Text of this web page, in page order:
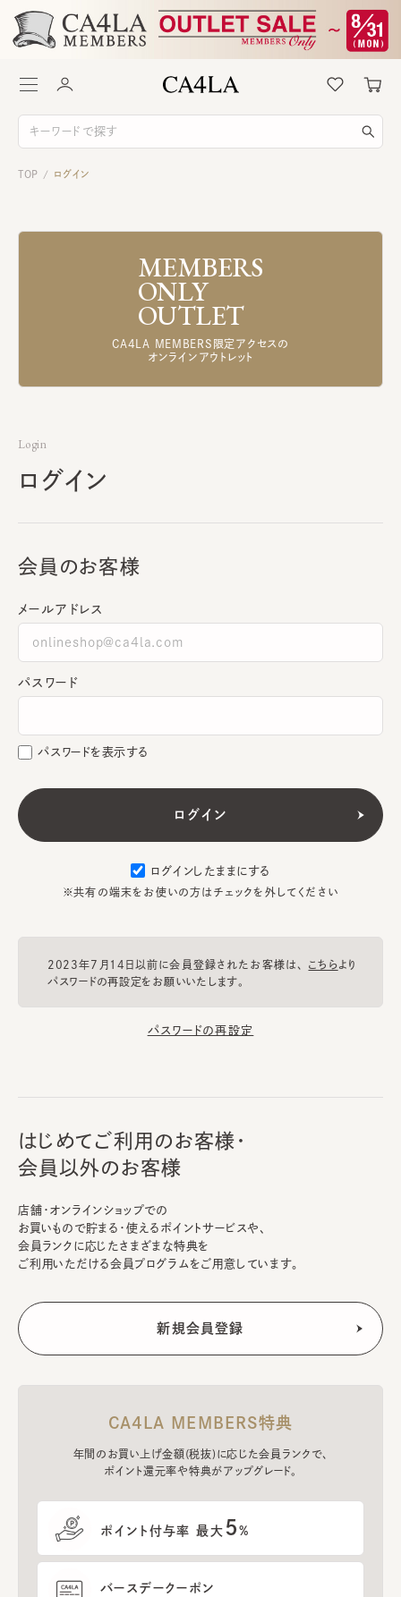
TOP / ログイン
MEMBERS
ONLY
OUTLET
CA4LA MEMBERS限定アクセスの
オンラインアウトレット
Login
ログイン
会員のお客様
メールアドレス
パスワード
パスワードを表示する
ログインしたままにする
※共有の端末をお使いの方はチェックを外してください
2023年7月14日以前に会員登録されたお客様は、 こちらより
パスワードの再設定をお願いいたします。
パスワードの再設定
はじめてご利用のお客様・
会員以外のお客様
店舗・オンラインショップでの
お買いもので貯まる・使えるポイントサービスや、
会員ランクに応じたさまざまな特典を
ご利用いただける会員プログラムをご用意しています。
CA4LA MEMBERS特典
年間のお買い上げ金額(税抜)に応じた会員ランクで、
ポイント還元率や特典がアップグレード。
ポイント付与率 最大 5%
バースデークーポン